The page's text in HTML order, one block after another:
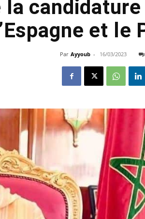
la
et le
Par Ayyoub - 16/03/2023